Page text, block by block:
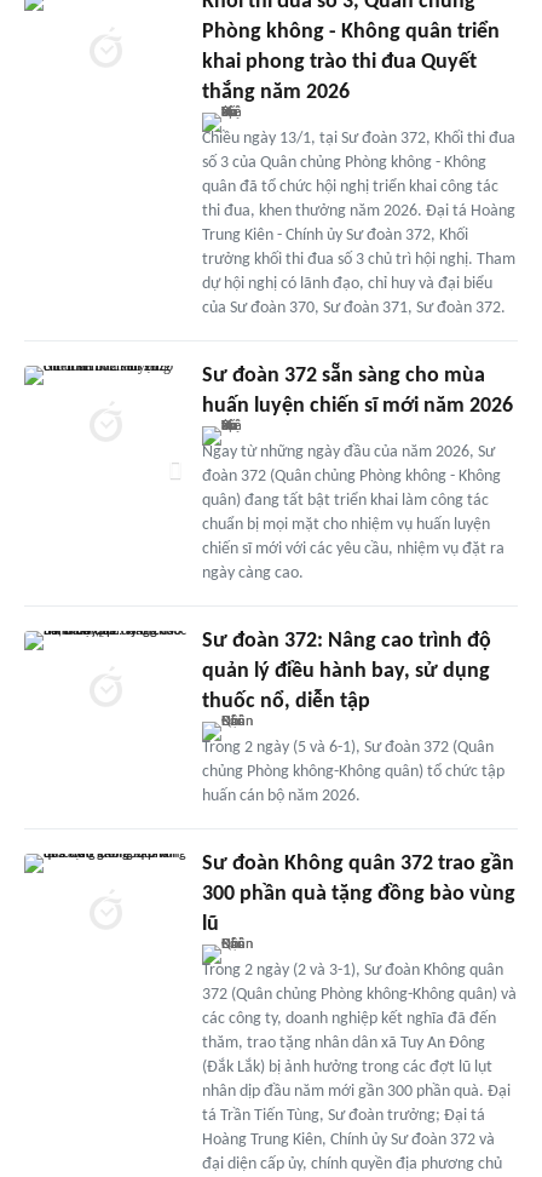
Phòng không - Không quân triển
khai phong trào thi đua Quyết
thắng năm 2026
Chiều ngày 13/1, tại Sư đoàn 372, Khối thi đua
số 3 của Quân chủng Phòng không - Không
quân đã tổ chức hội nghị triển khai công tác
thi đua, khen thưởng năm 2026. Đại tá Hoàng
Trung Kiên - Chính ủy Sư đoàn 372, Khối
trưởng khối thi đua số 3 chủ trì hội nghị. Tham
dự hội nghị có lãnh đạo, chỉ huy và đại biểu
của Sư đoàn 370, Sư đoàn 371, Sư đoàn 372.
Sư đoàn 372 sẵn sàng cho mùa
huấn luyện chiến sĩ mới năm 2026
Ngay từ những ngày đầu của năm 2026, Sư
đoàn 372 (Quân chủng Phòng không - Không
quân) đang tất bật triển khai làm công tác
chuẩn bị mọi mặt cho nhiệm vụ huấn luyện
chiến sĩ mới với các yêu cầu, nhiệm vụ đặt ra
ngày càng cao.
Sư đoàn 372: Nâng cao trình độ
quản lý điều hành bay, sử dụng
thuốc nổ, diễn tập
Trong 2 ngày (5 và 6-1), Sư đoàn 372 (Quân
chủng Phòng không-Không quân) tổ chức tập
huấn cán bộ năm 2026.
Sư đoàn Không quân 372 trao gần
300 phần quà tặng đồng bào vùng
lũ
Trong 2 ngày (2 và 3-1), Sư đoàn Không quân
372 (Quân chủng Phòng không-Không quân) và
các công ty, doanh nghiệp kết nghĩa đã đến
thăm, trao tặng nhân dân xã Tuy An Đông
(Đắk Lắk) bị ảnh hưởng trong các đợt lũ lụt
nhân dịp đầu năm mới gần 300 phần quà. Đại
tá Trần Tiến Tùng, Sư đoàn trưởng; Đại tá
Hoàng Trung Kiên, Chính ủy Sư đoàn 372 và
đại diện cấp ủy, chính quyền địa phương chủ